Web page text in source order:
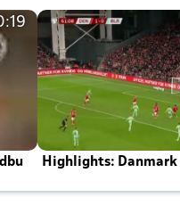
Highlights: Danmark